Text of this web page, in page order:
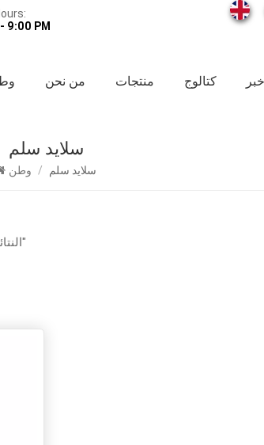
9:00 PM
من نحن منتجات كتالوج خبر
سلايد سلم
/ سلايد سلم
1 النتائج التي تم العثور عليها ل "سلايد سلم"